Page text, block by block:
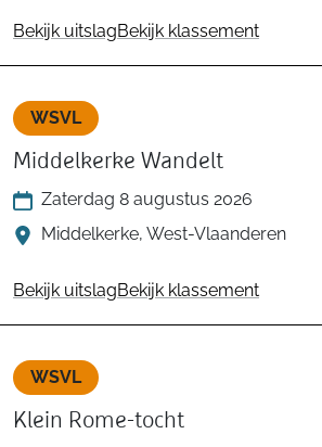
Bekijk uitslagBekijk klassement
WSVL
Middelkerke Wandelt
Zaterdag 8 augustus 2026
Middelkerke, West-Vlaanderen
Bekijk uitslagBekijk klassement
WSVL
Klein Rome-tocht